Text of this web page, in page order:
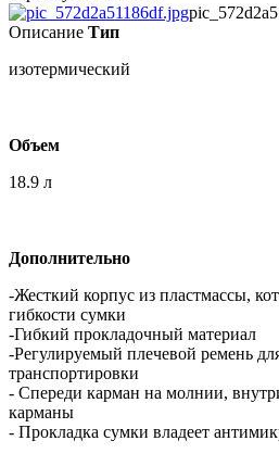
Описание Тип
изотермический
Объем
18.9 л
Дополнительно
-Жесткий корпус из пластмассы,
гибкости сумки
-Гибкий прокладочный материал
-Регулируемый плечевой ремень
транспортировки
- Спереди карман на молнии,
карманы
- Прокладка сумки владеет